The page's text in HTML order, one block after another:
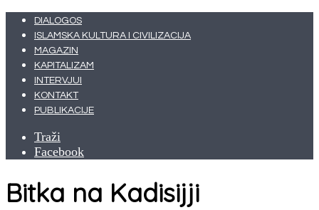
DIALOGOS
ISLAMSKA KULTURA I CIVILIZACIJA
MAGAZIN
KAPITALIZAM
INTERVJUI
KONTAKT
PUBLIKACIJE
Traži
Facebook
Bitka na Kadisijji